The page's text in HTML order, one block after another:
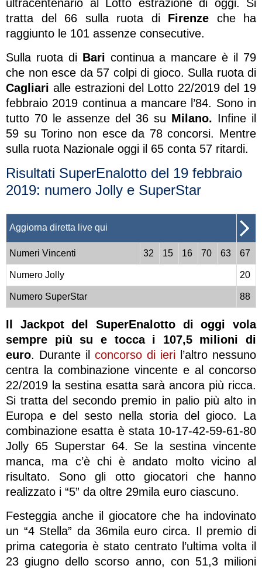
ultracentenario al Lotto estrazione di oggi. Si
tratta del 66 sulla ruota di Firenze che ha
raggiunto le 101 assenze consecutive.
Sulla ruota di Bari continua a mancare è il 79
che non esce da 57 colpi di gioco. Sulla ruota di
Cagliari alle estrazioni del Lotto 22/2019 del 19
febbraio 2019 continua a mancare l’84. Sono in
tutto 70 le assenze del 36 su Milano. Infine il
59 su Torino non esce da 78 concorsi. Mentre
sulla ruota Nazionale oggi il 65 conta 57 ritardi.
Risultati SuperEnalotto del 19 febbraio
2019: numero Jolly e SuperStar
Aggiorna diretta live qui
Numeri Vincenti 32 15 16 70 63 67
Numero Jolly 20
Numero SuperStar 88
Il Jackpot del SuperEnalotto di oggi vola
sempre più su e tocca i 107,5 milioni di
euro. Durante il concorso di ieri l’altro nessuno
centra la combinazione vincente e al concorso
22/2019 la sestina esatta sarà ancora più ricca.
Si tratta del secondo premio in palio più alto in
Europa e del sesto nella storia del gioco. La
combinazione esatta è stata 10-17-42-59-61-80
Jolly 65 Superstar 64. Se la sestina vincente
manca, ma c’è chi è andato molto vicino al
risultato. Sono gli otto giocatori che hanno
realizzato i “5” da oltre 29mila euro ciascuno.
Festeggia anche il giocatore che ha indovinato
un “4 Stella” da 36mila euro circa. Il premio di
prima categoria è stato centrato l’ultima volta il
23 giugno dello scorso anno, con 51,3 milioni